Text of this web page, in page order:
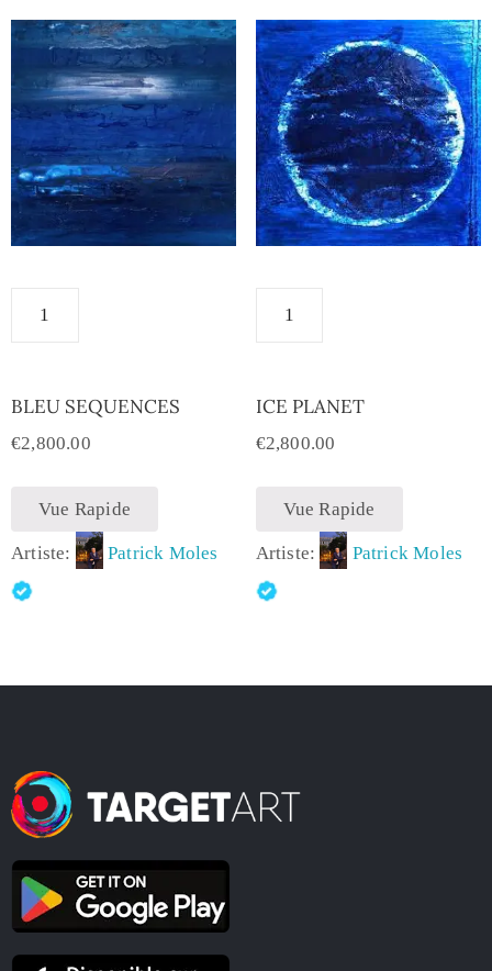
BLEU SEQUENCES
€2,800.00
Vue Rapide
Artiste: Patrick Moles
ICE PLANET
€2,800.00
Vue Rapide
Artiste: Patrick Moles